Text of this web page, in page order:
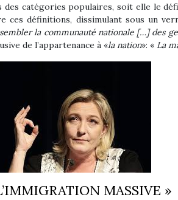
des catégories populaires, soit elle le
ces définitions, dissimulant sous un
la communauté nationale […] des
de l’appartenance à «la nation»: « La
MASSIVE »